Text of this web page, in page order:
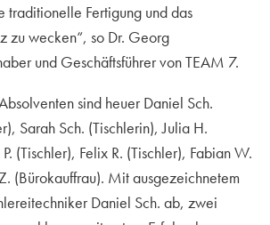
traditionelle Fertigung und das
zu wecken“, so Dr. Georg
und Geschäftsführer von TEAM 7.
sind heuer Daniel Sch.
Sarah Sch. (Tischlerin), Julia H.
(Tischler), Felix R. (Tischler), Fabian W.
(Bürokauffrau). Mit ausgezeichnetem
Daniel Sch. ab, zwei